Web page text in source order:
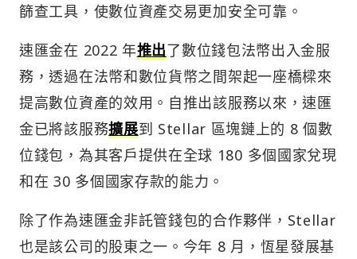
篩查工具，使數位資產交易更加安全可靠。
速匯金在 2022 年推出了數位錢包法幣出入金服
務，透過在法幣和數位貨幣之間架起一座橋樑來
提高數位資產的效用。自推出該服務以來，速匯
金已將該服務擴展到 Stellar 區塊鏈上的 8 個數
位錢包，為其客戶提供在全球 180 多個國家兌現
和在 30 多個國家存款的能力。
除了作為速匯金非託管錢包的合作夥伴，Stellar
也是該公司的股東之一。今年 8 月，恆星發展基